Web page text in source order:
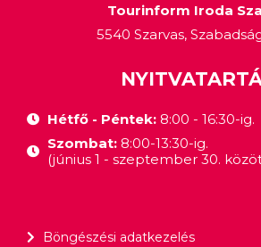
Tourinform Iroda
5540 Szarvas,
Hétfő - Péntek:8:00 - 16:30-ig.
Szombat: 8:00-13:30-ig.
(június 1 - szeptember 30.
Böngészési adatkezelés